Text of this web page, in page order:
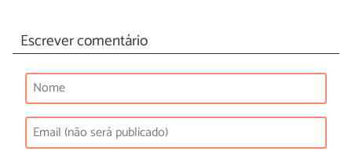
Escrever comentário